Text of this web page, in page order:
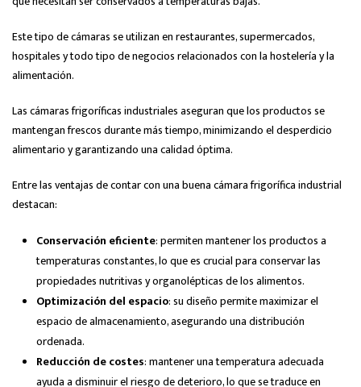
Este tipo de cámaras se utilizan en restaurantes, supermercados,
hospitales y todo tipo de negocios relacionados con la hostelería y la
alimentación.
Las cámaras frigoríficas industriales aseguran que los productos se
mantengan frescos durante más tiempo, minimizando el desperdicio
alimentario y garantizando una calidad óptima.
Entre las ventajas de contar con una buena cámara frigorífica industrial
destacan:
Conservación eficiente: permiten mantener los productos a
temperaturas constantes, lo que es crucial para conservar las
propiedades nutritivas y organolépticas de los alimentos.
Optimización del espacio: su diseño permite maximizar el
espacio de almacenamiento, asegurando una distribución
ordenada.
Reducción de costes: mantener una temperatura adecuada
ayuda a disminuir el riesgo de deterioro, lo que se traduce en